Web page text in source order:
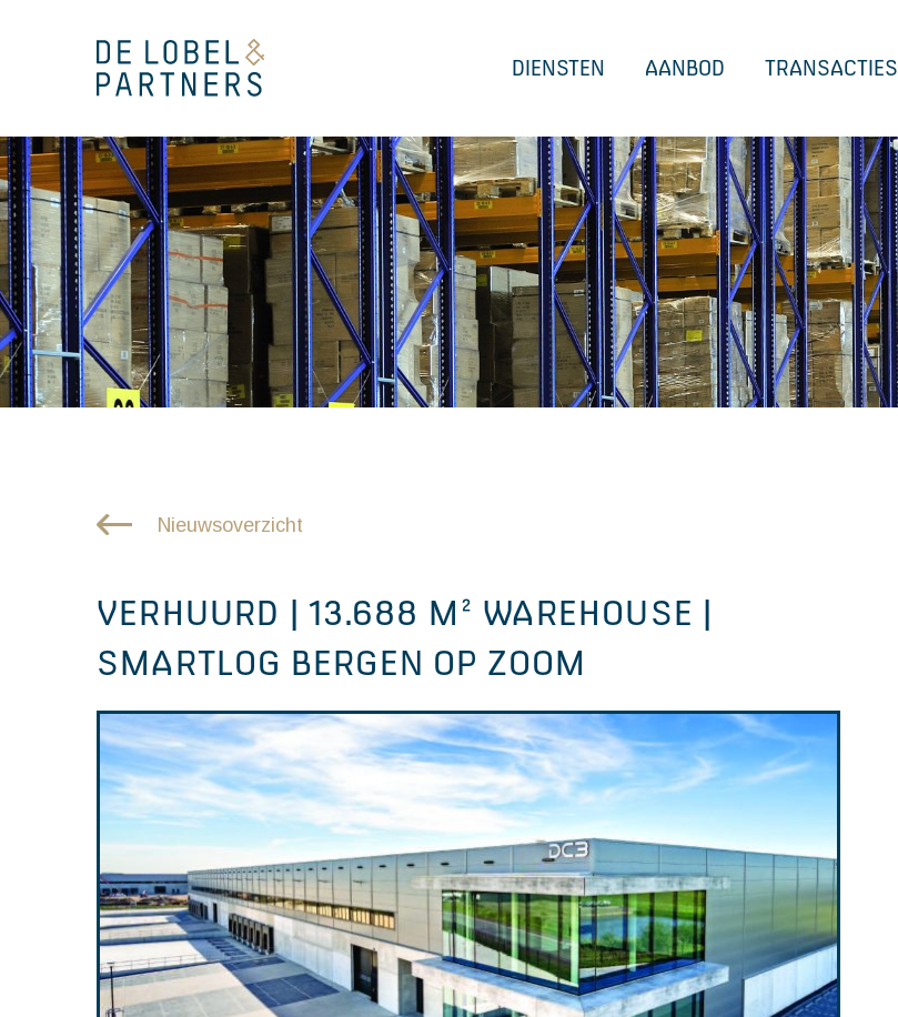
DIENSTEN AANBOD TRANSACTIES
Nieuwsoverzicht
VERHUURD | 13.688 M² WAREHOUSE |
SMARTLOG BERGEN OP ZOOM